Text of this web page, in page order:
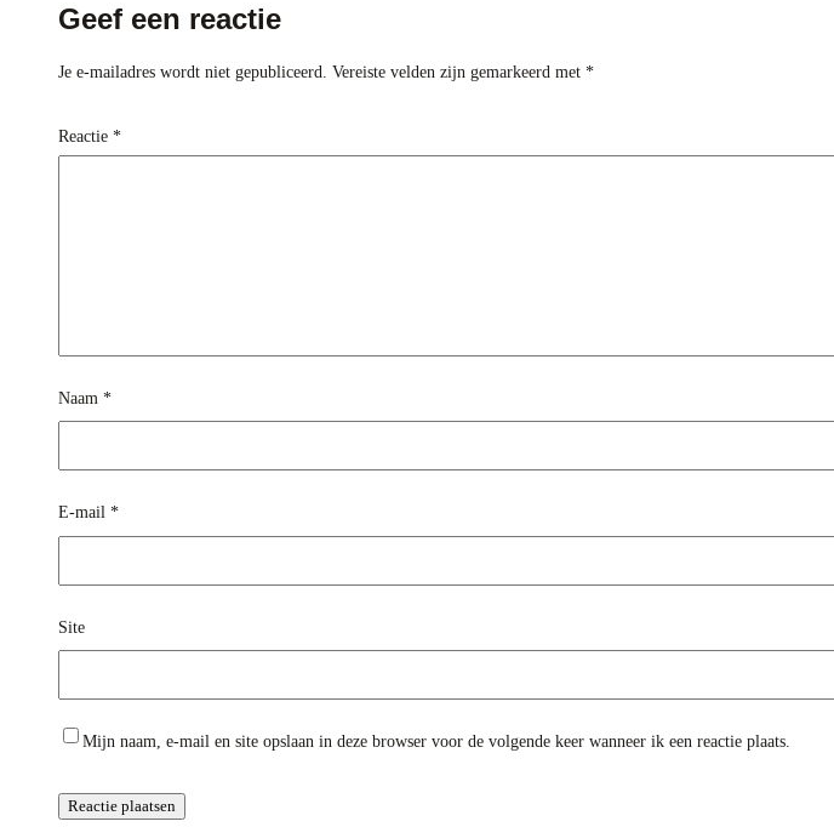
Geef een reactie
Je e-mailadres wordt niet gepubliceerd. Vereiste velden zijn gemarkeerd met *
Reactie *
Naam *
E-mail *
Site
Mijn naam, e-mail en site opslaan in deze browser voor de volgende keer wanneer ik een reactie plaats.